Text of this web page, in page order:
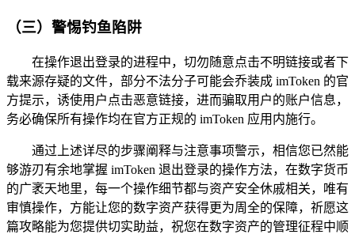
（三）警惕钓鱼陷阱
在操作退出登录的进程中，切勿随意点击不明链接或者下
载来源存疑的文件，部分不法分子可能会乔装成 imToken 的官
方提示，诱使用户点击恶意链接，进而骗取用户的账户信息，
务必确保所有操作均在官方正规的 imToken 应用内施行。
通过上述详尽的步骤阐释与注意事项警示，相信您已然能
够游刃有余地掌握 imToken 退出登录的操作方法，在数字货币
的广袤天地里，每一个操作细节都与资产安全休戚相关，唯有
审慎操作，方能让您的数字资产获得更为周全的保障，祈愿这
篇攻略能为您提供切实助益，祝您在数字资产的管理征程中顺